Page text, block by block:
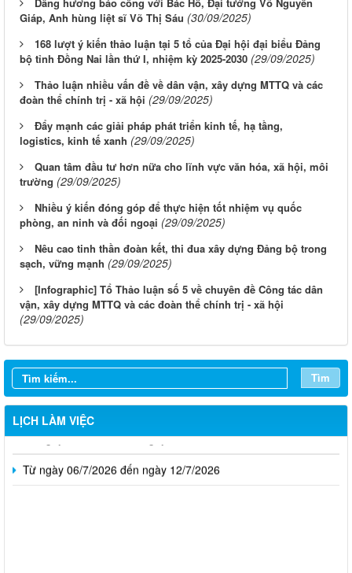
Giáp, Anh hùng liệt sĩ Võ Thị Sáu (30/09/2025)
168 lượt ý kiến thảo luận tại 5 tổ của Đại hội đại biểu Đảng
bộ tỉnh Đồng Nai lần thứ I, nhiệm kỳ 2025-2030 (29/09/2025)
Thảo luận nhiều vấn đề về dân vận, xây dựng MTTQ và các
đoàn thể chính trị - xã hội (29/09/2025)
Đẩy mạnh các giải pháp phát triển kinh tế, hạ tầng,
logistics, kinh tế xanh (29/09/2025)
Quan tâm đầu tư hơn nữa cho lĩnh vực văn hóa, xã hội, môi
trường (29/09/2025)
Nhiều ý kiến đóng góp để thực hiện tốt nhiệm vụ quốc
phòng, an ninh và đối ngoại (29/09/2025)
Nêu cao tinh thần đoàn kết, thi đua xây dựng Đảng bộ trong
sạch, vững mạnh (29/09/2025)
[Infographic] Tổ Thảo luận số 5 về chuyên đề Công tác dân
vận, xây dựng MTTQ và các đoàn thể chính trị - xã hội
(29/09/2025)
Tìm
LỊCH LÀM VIỆC
Từ ngày 03/8/2026 đến ngày 09/8/2026
Từ ngày 27/7/2026 đến ngày 02/8/2026
Từ ngày 20/7/2026 đến ngày 26/7/2026
Từ ngày 13/7/2026 đến ngày 18/7/2026
Từ ngày 06/7/2026 đến ngày 12/7/2026